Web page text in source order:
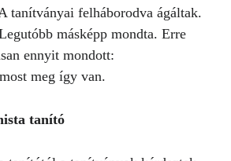
tanítványai felháborodva ágáltak.
másképp mondta. Erre
ennyit mondott:
meg így van.
tanító